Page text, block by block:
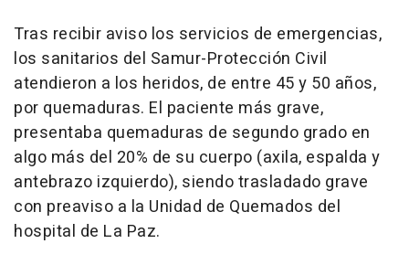
Tras recibir aviso los servicios de emergencias,
los sanitarios del Samur-Protección Civil
atendieron a los heridos, de entre 45 y 50 años,
por quemaduras. El paciente más grave,
presentaba quemaduras de segundo grado en
algo más del 20% de su cuerpo (axila, espalda y
antebrazo izquierdo), siendo trasladado grave
con preaviso a la Unidad de Quemados del
hospital de La Paz.